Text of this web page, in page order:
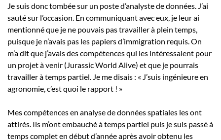
Je suis donc tombée sur un poste d’analyste de données. J’ai
sauté sur l’occasion. En communiquant avec eux, je leur ai
mentionné que je ne pouvais pas travailler à plein temps,
puisque je n’avais pas les papiers d’immigration requis. On
m’a dit que j’avais des compétences qui les intéressaient pour
un projet à venir (Jurassic World Alive) et que je pourrais
travailler à temps partiel. Je me disais : « J’suis ingénieure en
agronomie, c’est quoi le rapport ! »
Mes compétences en analyse de données spatiales les ont
attirés. Ils m’ont embauché à temps partiel puis je suis passé à
temps complet en début d’année après avoir obtenu les